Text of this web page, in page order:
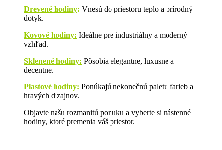
Drevené hodiny: Vnesú do priestoru teplo a prírodný
dotyk.
Kovové hodiny: Ideálne pre industriálny a moderný
vzhľad.
Sklenené hodiny: Pôsobia elegantne, luxusne a
decentne.
Plastové hodiny: Ponúkajú nekonečnú paletu farieb a
hravých dizajnov.
Objavte našu rozmanitú ponuku a vyberte si nástenné
hodiny, ktoré premenia váš priestor.